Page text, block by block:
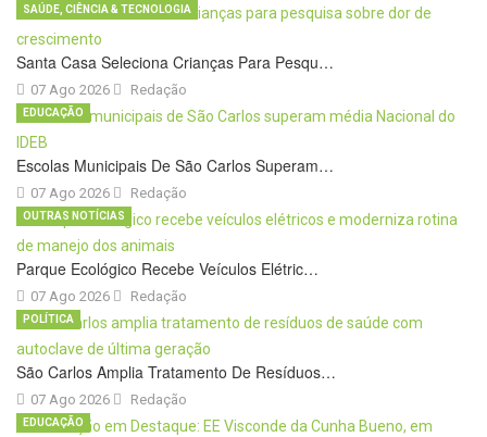
Santa Casa Seleciona Crianças Para Pesqu…
07 Ago 2026
SAÚDE, CIÊNCIA & TECNOLOGIA
Redação
Escolas Municipais De São Carlos Superam…
07 Ago 2026
EDUCAÇÃO
Redação
Parque Ecológico Recebe Veículos Elétric…
07 Ago 2026
OUTRAS NOTÍCIAS
Redação
São Carlos Amplia Tratamento De Resíduos…
07 Ago 2026
POLÍTICA
Redação
EDUCAÇÃO